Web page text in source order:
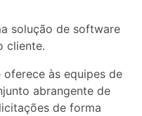
solução de software
cliente.
às equipes de
abrangente de
de forma